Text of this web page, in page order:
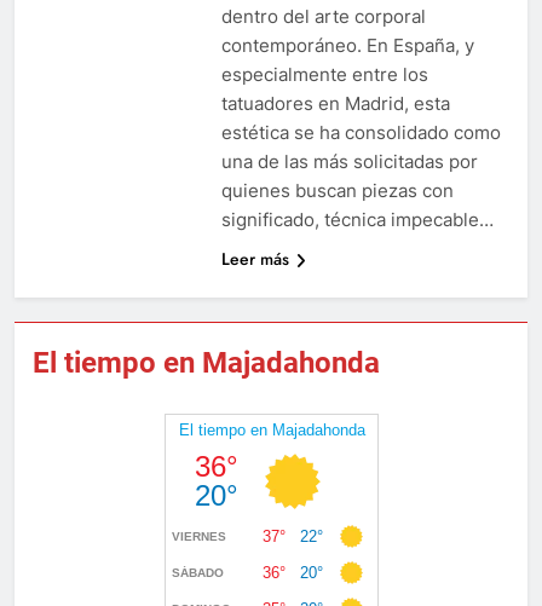
dentro del arte corporal
contemporáneo. En España, y
especialmente entre los
tatuadores en Madrid, esta
estética se ha consolidado como
una de las más solicitadas por
quienes buscan piezas con
significado, técnica impecable…
Leer más
El tiempo en Majadahonda